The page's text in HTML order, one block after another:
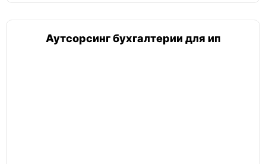
Аутсорсинг бухгалтерии для ип